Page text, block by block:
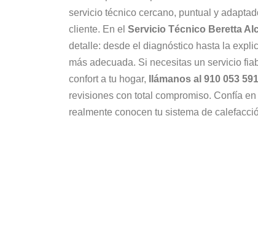
servicio técnico cercano, puntual y
cliente. En el Servicio Técnico Beretta
detalle: desde el diagnóstico hasta la
más adecuada. Si necesitas un servicio
confort a tu hogar,
llámanos al 910 053 591
revisiones con total compromiso. Confía
realmente conocen tu sistema de